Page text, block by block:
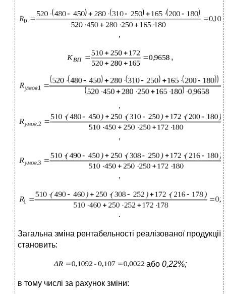
,
,
,
,
,
.
Загальна зміна рентабельності реалізованої продукції
становить:
або 0,22%;
в тому числі за рахунок зміни: